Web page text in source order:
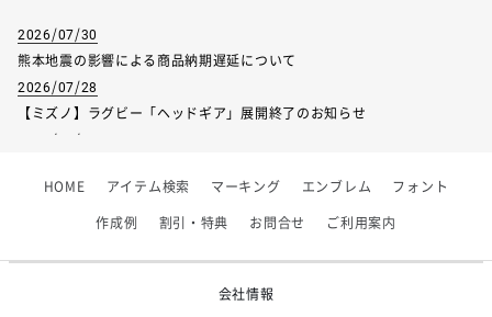
2026/07/30
熊本地震の影響による商品納期遅延について
2026/07/28
【ミズノ】ラグビー「ヘッドギア」展開終了のお知らせ
2026/07/01
2026/06/09
【アシックス】一部商品「生地の在庫限り」廃盤のお知らせ
HOME アイテム検索 マーキング エンブレム フォント
作成例 割引・特典 お問合せ ご利用案内
会社情報